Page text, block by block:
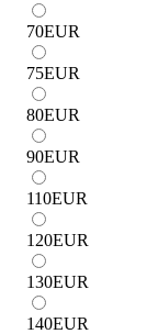
70EUR
75EUR
80EUR
90EUR
110EUR
120EUR
130EUR
140EUR